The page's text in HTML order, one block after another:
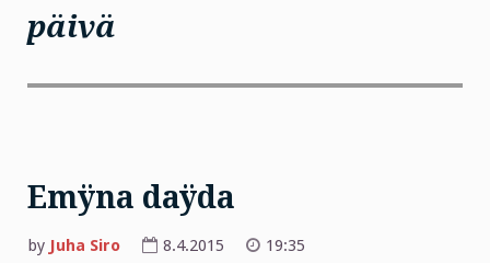
päivä
Emÿna daÿda
by Juha Siro 8.4.2015
19:35